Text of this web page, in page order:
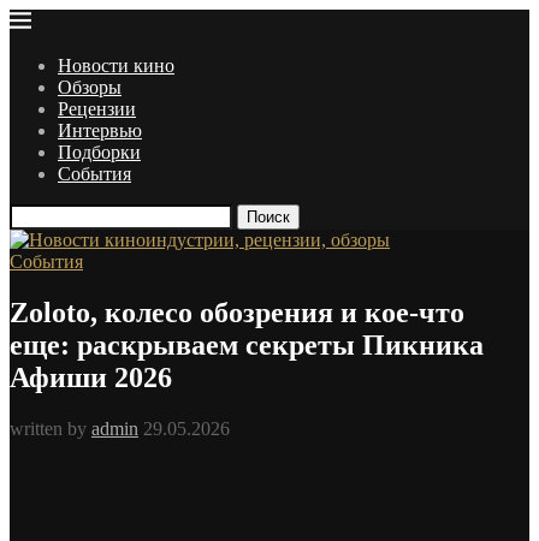
Новости кино
Обзоры
Рецензии
Интервью
Подборки
События
Поиск
События
Zoloto, колесо обозрения и кое-что
еще: раскрываем секреты Пикника
Афиши 2026
written by admin 29.05.2026